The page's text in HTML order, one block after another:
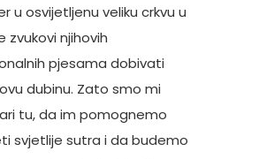
u osvijetljenu veliku crkvu u
zvukovi njihovih
pjesama dobivati
dubinu. Zato smo mi
tu, da im pomognemo
svjetlije sutra i da budemo